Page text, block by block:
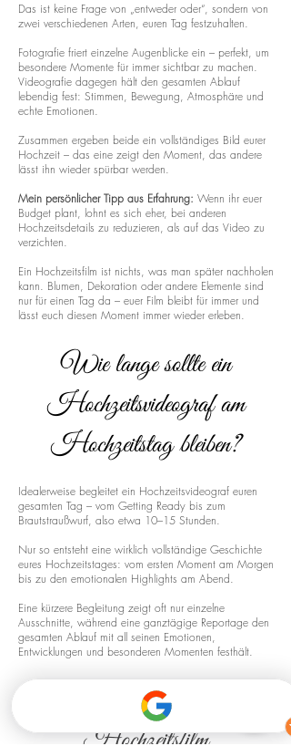
Das ist keine Frage von „entweder oder“, sondern von
zwei verschiedenen Arten, euren Tag festzuhalten.
Fotografie friert einzelne Augenblicke ein – perfekt, um
besondere Momente für immer sichtbar zu machen.
Videografie dagegen hält den gesamten Ablauf
lebendig fest: Stimmen, Bewegung, Atmosphäre und
echte Emotionen.
Zusammen ergeben beide ein vollständiges Bild eurer
Hochzeit – das eine zeigt den Moment, das andere
lässt ihn wieder spürbar werden.
Mein persönlicher Tipp aus Erfahrung: Wenn ihr euer
Budget plant, lohnt es sich eher, bei anderen
Hochzeitsdetails zu reduzieren, als auf das Video zu
verzichten.
Ein Hochzeitsfilm ist nichts, was man später nachholen
kann. Blumen, Dekoration oder andere Elemente sind
nur für einen Tag da – euer Film bleibt für immer und
lässt euch diesen Moment immer wieder erleben.
Wie lange sollte ein
Hochzeitsvideograf am
Hochzeitstag bleiben?
Idealerweise begleitet ein Hochzeitsvideograf euren
gesamten Tag – vom Getting Ready bis zum
Brautstraußwurf, also etwa 10–15 Stunden.
Nur so entsteht eine wirklich vollständige Geschichte
eures Hochzeitstages: vom ersten Moment am Morgen
bis zu den emotionalen Highlights am Abend.
Eine kürzere Begleitung zeigt oft nur einzelne
Ausschnitte, während eine ganztägige Reportage den
gesamten Ablauf mit all seinen Emotionen,
Entwicklungen und besonderen Momenten festhält.
Drohnenaufnahmen für euren